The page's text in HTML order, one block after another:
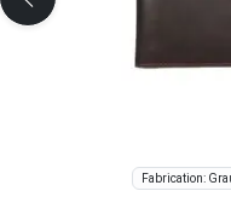
Fabrication: